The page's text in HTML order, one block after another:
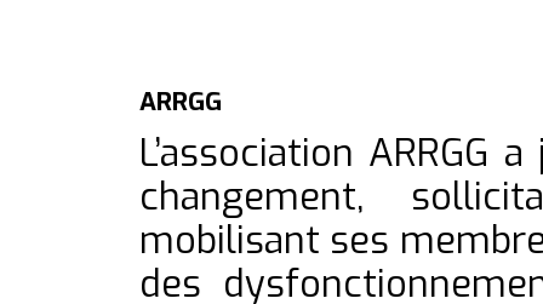
ARRGG
L’association
changement,
mobilisant ses
des